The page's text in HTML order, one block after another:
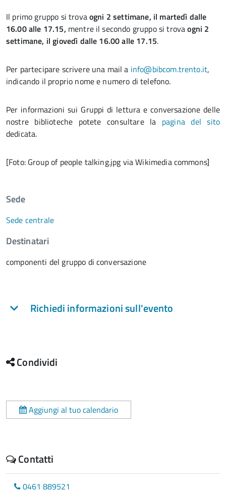
Il primo gruppo si trovaogni 2 settimane, il martedì dalle
16.00 alle 17.15, mentre il secondo gruppo si trovaogni 2
settimane, il giovedì dalle 16.00 alle 17.15.
Per partecipare scrivere una mail a info@bibcom.trento.it,
indicando il proprio nome e numero di telefono.
Per informazioni sui Gruppi di lettura e conversazione delle
nostre biblioteche potete consultare la pagina del sito
dedicata.
[Foto: Group of people talking.jpg via Wikimedia commons]
Sede
Sede centrale
Destinatari
componenti del gruppo di conversazione
Richiedi informazioni sull'evento
Condividi
Aggiungi al tuo calendario
Contatti
0461 889521